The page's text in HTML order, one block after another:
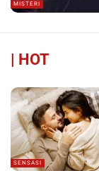
MISTERI
| HOT
SENSASI